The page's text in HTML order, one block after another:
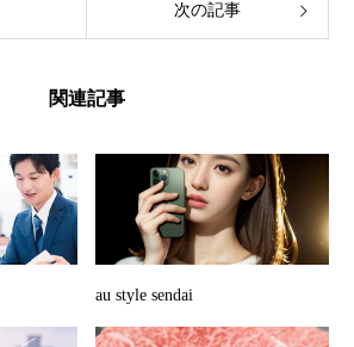
次の記事
関連記事
au style sendai